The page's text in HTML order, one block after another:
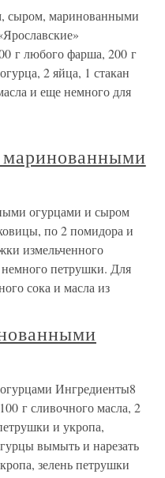
сыром, маринованными
г любого фарша, 200 г
2 яйца, 1 стакан
и еще немного для
маринованными
огурцами и сыром
по 2 помидора и
измельченного
немного петрушки. Для
сока и масла из
Ингредиенты8
г сливочного масла, 2
и укропа,
вымыть и нарезать
зелень петрушки